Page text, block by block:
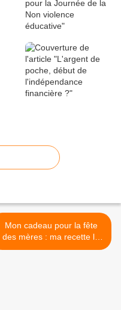
Mon cadeau pour la fête
des mères : ma recette la
plus savoureuse d'amour